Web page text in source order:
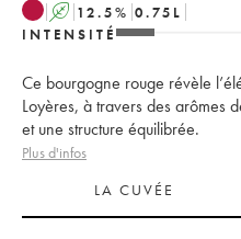
A 12.5% 0.75 L
INTENSITÉ
Ce bourgogne rouge révèle
Loyères, à travers des arômes
et une structure équilibrée.
Plus d'infos
LA CUVÉE